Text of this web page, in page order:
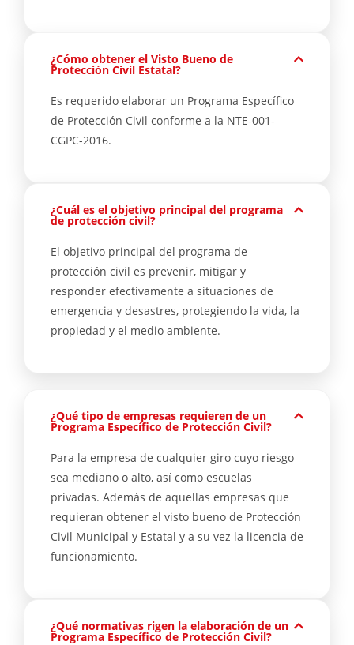
¿Cómo obtener el Visto Bueno de
Protección Civil Estatal?
Es requerido elaborar un Programa Específico
de Protección Civil conforme a la NTE-001-
CGPC-2016.
¿Cuál es el objetivo principal del programa
de protección civil?
El objetivo principal del programa de
protección civil es prevenir, mitigar y
responder efectivamente a situaciones de
emergencia y desastres, protegiendo la vida, la
propiedad y el medio ambiente.
¿Qué tipo de empresas requieren de un
Programa Específico de Protección Civil?
Para la empresa de cualquier giro cuyo riesgo
sea mediano o alto, así como escuelas
privadas. Además de aquellas empresas que
requieran obtener el visto bueno de Protección
Civil Municipal y Estatal y a su vez la licencia de
funcionamiento.
¿Qué normativas rigen la elaboración de un
Programa Específico de Protección Civil?